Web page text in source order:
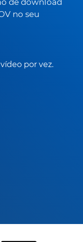
de download
no seu
por vez.